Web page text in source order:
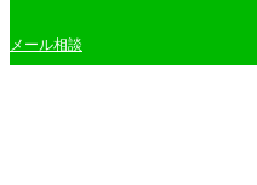
メール相談